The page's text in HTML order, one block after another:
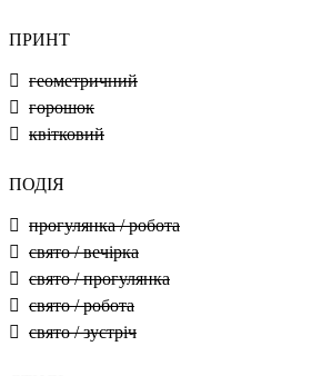
ПРИНТ
геометричний
горошок
квітковий
ПОДІЯ
прогулянка / робота
свято / вечірка
свято / прогулянка
свято / робота
свято / зустріч